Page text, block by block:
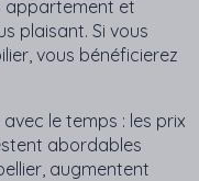
appartement et
plaisant. Si vous
vous bénéficierez
le temps : les prix
abordables
augmentent